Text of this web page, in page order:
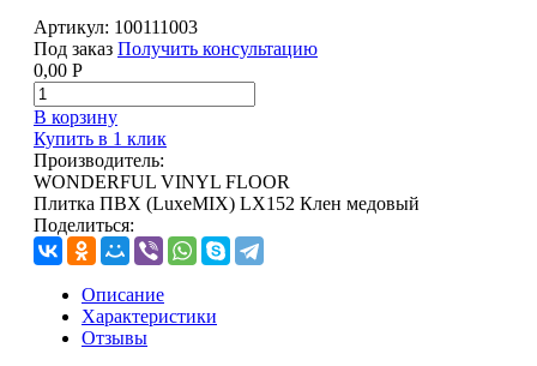
Артикул: 100111003
Под заказ Получить консультацию
0,00 Р
В корзину
Купить в 1 клик
Производитель:
WONDERFUL VINYL FLOOR
Плитка ПВХ (LuxeMIX) LX152 Клен медовый
Поделиться:
Описание
Характеристики
Отзывы